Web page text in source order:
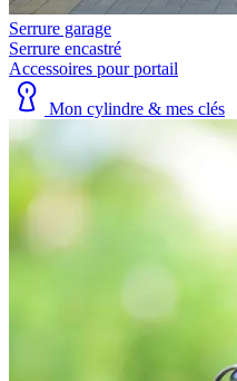
Serrure garage
Serrure encastré
Accessoires pour portail
Mon cylindre & mes clés